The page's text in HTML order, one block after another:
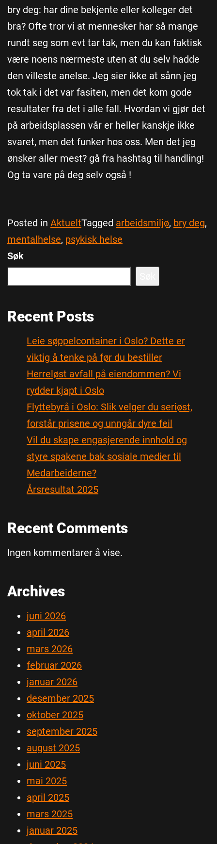
bry deg: har dine bekjente eller kolleger det
bra? Ofte tror vi at mennesker har så mange
rundt seg som evt tar tak, men du kan faktisk
være noens nærmeste uten at du selv hadde
den villeste anelse. Jeg sier ikke at sånn jeg
tok tak i det var fasiten, men det kom gode
resultater fra det i alle fall. Hvordan vi gjør det
på arbeidsplassen vår er heller kanskje ikke
svaret, men det funker hos oss. Men det jeg
ønsker aller mest? gå fra hashtag til handling!
Og ta vare på deg selv også !
Posted in AktueltTagged arbeidsmiljø, bry deg,
mentalhelse, psykisk helse
Søk
Recent Posts
Leie søppelcontainer i Oslo? Dette er
viktig å tenke på før du bestiller
Herreløst avfall på eiendommen? Vi
rydder kjapt i Oslo
Flyttebyrå i Oslo: Slik velger du seriøst,
forstår prisene og unngår dyre feil
Vil du skape engasjerende innhold og
styre spakene bak sosiale medier til
Medarbeiderne?
Årsresultat 2025
Recent Comments
Ingen kommentarer å vise.
Archives
juni 2026
april 2026
mars 2026
februar 2026
januar 2026
desember 2025
oktober 2025
september 2025
august 2025
juni 2025
mai 2025
april 2025
mars 2025
januar 2025